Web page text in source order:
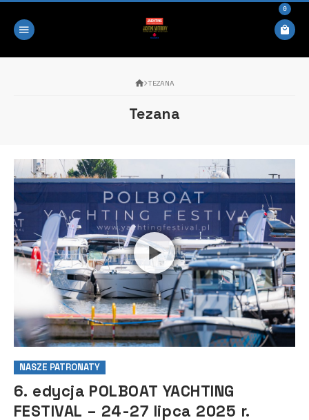
0
TEZANA
Tezana
NASZE PATRONATY
6. edycja POLBOAT YACHTING
FESTIVAL – 24-27 lipca 2025 r.